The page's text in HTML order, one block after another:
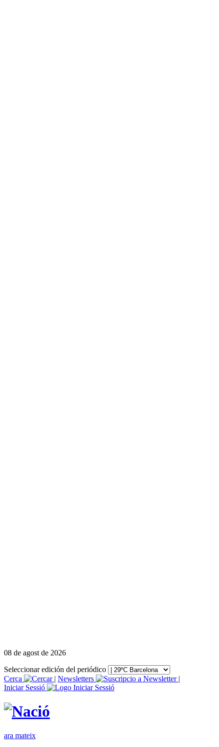
08 de agost de 2026
Seleccionar edición del periódico
Cerca
| Newsletters
|
Iniciar Sessió
ara mateix